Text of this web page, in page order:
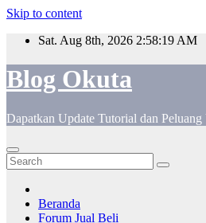
Skip to content
Sat. Aug 8th, 2026 2:58:20 AM
Blog Okuta
Dapatkan Update Tutorial dan
Beranda
Forum Jual Beli